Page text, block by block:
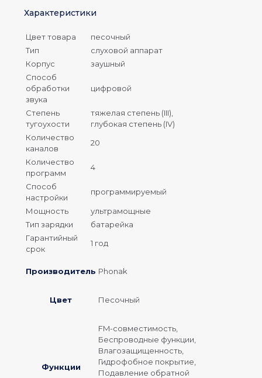
Характеристики
Цвет товара
песочный
Тип
слуховой аппарат
Корпус
заушный
Способ
обработки
звука
цифровой
Степень
тугоухости
тяжелая степень (III),
глубокая степень (IV)
Количество
каналов
20
Количество
программ
4
Способ
настройки
программируемый
Мощность
ультрамощные
Тип зарядки
батарейка
Гарантийный
срок
1 год
Производитель Phonak
Цвет Песочный
Функции
FM-совместимость,
Беспроводные функции,
Влагозащищенность,
Гидрофобное покрытие,
Подавление обратной